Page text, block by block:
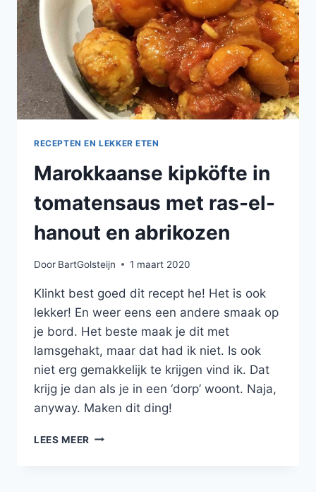
GEM
RECEPTEN EN LEKKER ETEN
Marokkaanse kipköfte in
tomatensaus met ras-el-
hanout en abrikozen
Door BartGolsteijn 1 maart 2020
Klinkt best goed dit recept he! Het is ook
lekker! En weer eens een andere smaak op
je bord. Het beste maak je dit met
lamsgehakt, maar dat had ik niet. Is ook
niet erg gemakkelijk te krijgen vind ik. Dat
krijg je dan als je in een ‘dorp’ woont. Naja,
anyway. Maken dit ding!
LEES MEER MAROKKAANSE